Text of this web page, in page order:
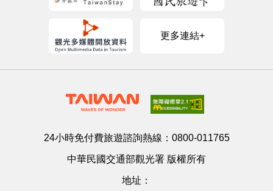
更多連結+
24小時免付費旅遊諮詢熱線： 0800-011765
中華民國交通部觀光署 版權所有
地址：